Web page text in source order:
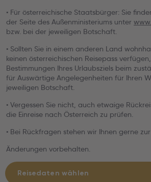
• Für österreichische Staatsbürger: Sie
der Seite des Außenministeriums unter
bzw. bei der jeweiligen Botschaft.
• Sollten Sie in einem anderen Land
keinen österreichischen Reisepass
Bestimmungen Ihres Urlaubsziels beim
für Auswärtige Angelegenheiten für Ihren
jeweiligen Botschaft.
• Vergessen Sie nicht, auch etwaige
die Einreise nach Österreich zu prüfen.
• Bei Rückfragen stehen wir Ihnen gerne
Änderungen vorbehalten.
Reisedaten wählen